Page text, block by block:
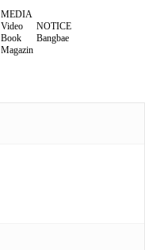
MEDIA
Video
Book
Magazin
NOTICE
Bangbae